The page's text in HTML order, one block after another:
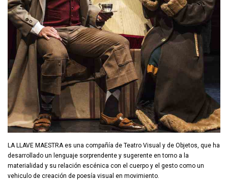
LA LLAVE MAESTRA es una compañía de Teatro Visual y de Objetos, que ha
desarrollado un lenguaje sorprendente y sugerente en torno a la
materialidad y su relación escénica con el cuerpo y el gesto como un
vehiculo de creación de poesía visual en movimiento.